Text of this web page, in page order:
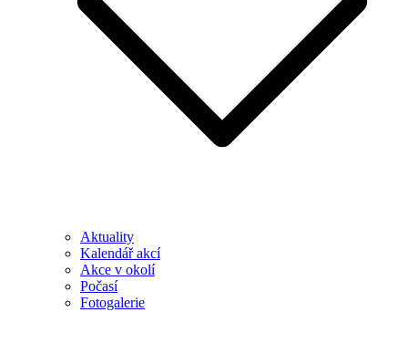
Aktuality
Kalendář akcí
Akce v okolí
Počasí
Fotogalerie